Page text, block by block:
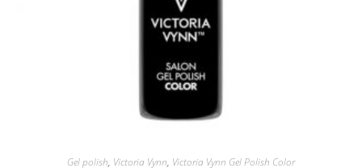
Gel polish, Victoria Vynn, Victoria Vynn Gel Polish Color